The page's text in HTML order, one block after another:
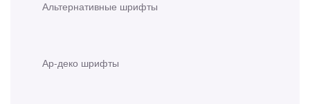
Альтернативные шрифты
Ар-деко шрифты